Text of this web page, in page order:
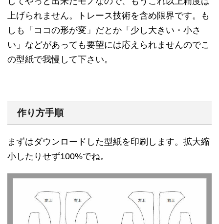
上げられません。トレース技術を含め限界です。も
しも「ココの形が変」だとか「少し大きい・小さ
い」などがあっても要望には応えられませんのでこ
の型紙で我慢して下さい。
作り方手順
まずはダウンロードした型紙を印刷します。拡大縮
小したりせず100%でね。